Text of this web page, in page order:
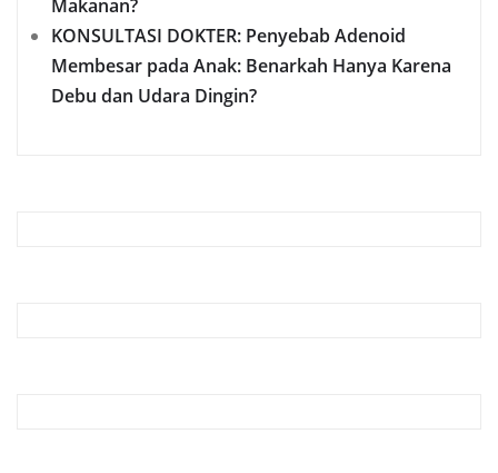
Makanan?
KONSULTASI DOKTER: Penyebab Adenoid
Membesar pada Anak: Benarkah Hanya Karena
Debu dan Udara Dingin?